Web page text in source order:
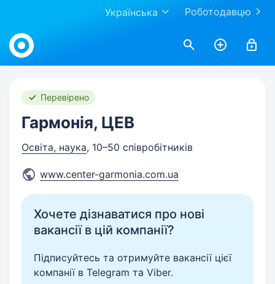
Роботодавцю
Українська
Work.ua
Перевірено
Гармонія, ЦЕВ
Освіта, наука, 10–50 співробітників
www.center-garmonia.com.ua
Хочете дізнаватися про нові
вакансії в цій компанії?
Підписуйтесь та отримуйте вакансії цієї
компанії в Telegram та Viber.